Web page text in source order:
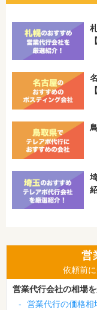
営
依頼前
営業代行会社の相場
-
営業代行の価格相